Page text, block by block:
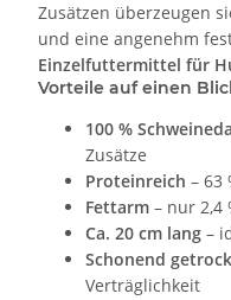
Zusätzen überzeugen
und eine angenehm
Einzelfuttermittel für
Vorteile auf einen
100 %
Zusätze
Proteinreich – 63
Fettarm – nur 2,4
Ca. 20 cm lang –
Schonend
Verträglichkeit